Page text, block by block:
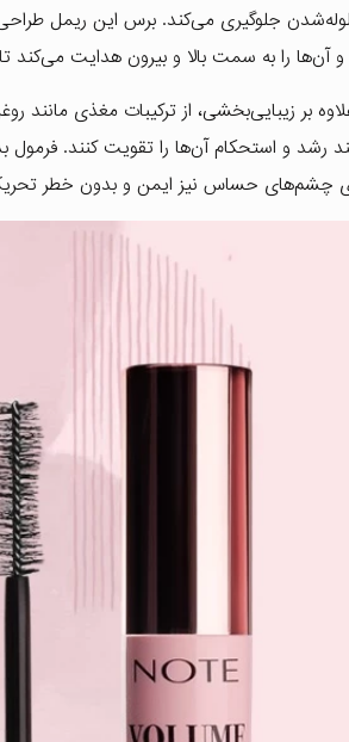
جلوگیری می‌کند. برس این ریمل
را به سمت بالا و بیرون هدایت می‌کند تا
بر زیبایی‌بخشی، از ترکیبات مغذی
رشد و استحکام آن‌ها را تقویت کنند.
چشم‌های حساس نیز ایمن و بدون خطر